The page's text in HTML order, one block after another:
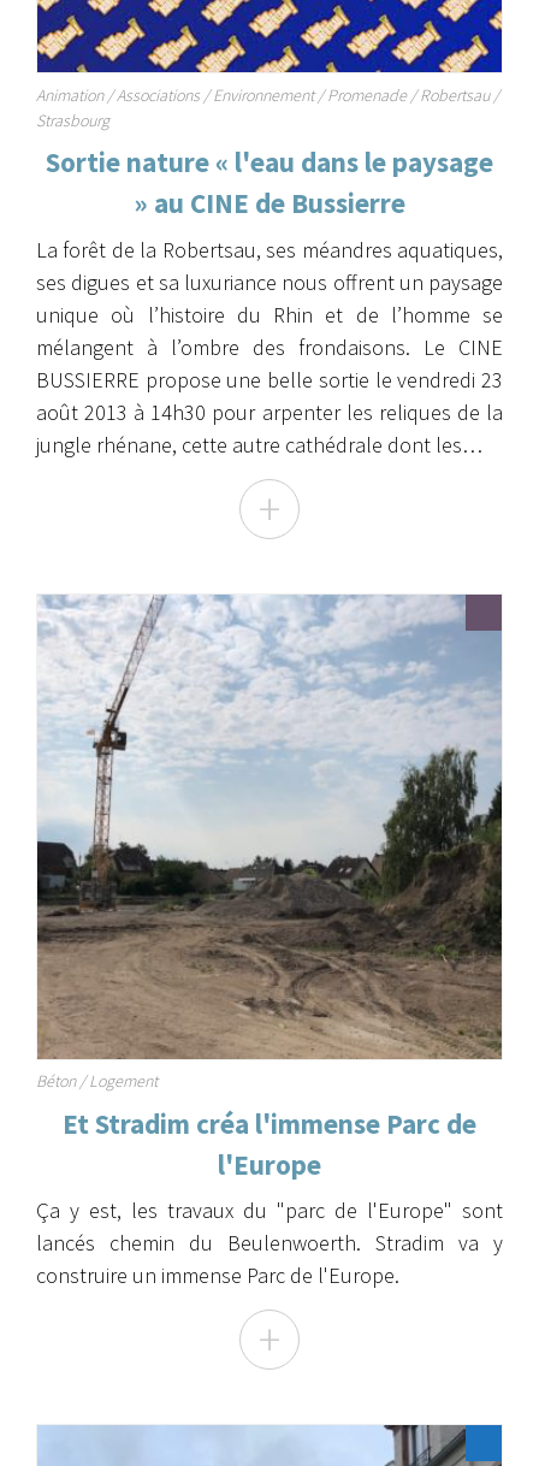
Animation / Associations / Environnement / Promenade / Robertsau /
Strasbourg
Sortie nature « l'eau dans le paysage
» au CINE de Bussierre
La forêt de la Robertsau, ses méandres aquatiques,
ses digues et sa luxuriance nous offrent un paysage
unique où l’histoire du Rhin et de l’homme se
mélangent à l’ombre des frondaisons. Le CINE
BUSSIERRE propose une belle sortie le vendredi 23
août 2013 à 14h30 pour arpenter les reliques de la
jungle rhénane, cette autre cathédrale dont les…
+
Béton / Logement
Et Stradim créa l'immense Parc de
l'Europe
Ça y est, les travaux du "parc de l'Europe" sont
lancés chemin du Beulenwoerth. Stradim va y
construire un immense Parc de l'Europe.
+